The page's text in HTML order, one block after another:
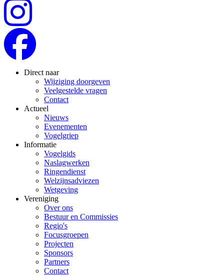
Direct naar
Wijziging doorgeven
Veelgestelde vragen
Contact
Actueel
Nieuws
Evenementen
Vogelgriep
Informatie
Vogelgids
Naslagwerken
Ringendienst
Welzijnsadviezen
Wetgeving
Vereniging
Over ons
Bestuur en Commissies
Regio's
Focusgroepen
Projecten
Sponsors
Partners
Contact